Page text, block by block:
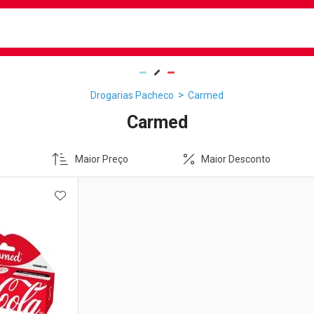
Drogarias Pacheco Carmed
Carmed
Maior Preço Maior Desconto
ADICIONAR AOS FAVORITOS